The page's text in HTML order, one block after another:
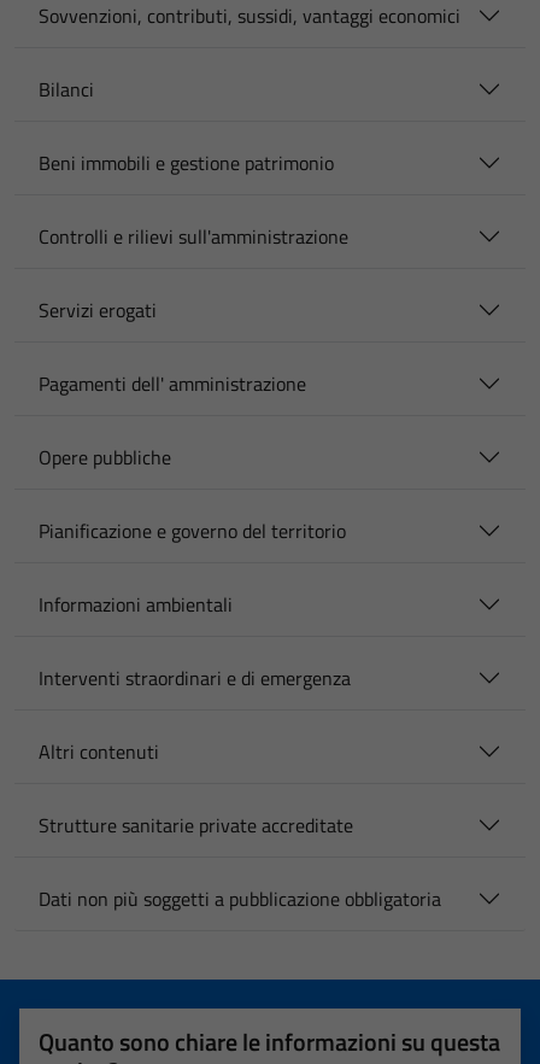
Sovvenzioni, contributi, sussidi, vantaggi economici
Bilanci
Beni immobili e gestione patrimonio
Controlli e rilievi sull'amministrazione
Servizi erogati
Pagamenti dell' amministrazione
Opere pubbliche
Pianificazione e governo del territorio
Informazioni ambientali
Interventi straordinari e di emergenza
Altri contenuti
Strutture sanitarie private accreditate
Dati non più soggetti a pubblicazione obbligatoria
Quanto sono chiare le informazioni su questa